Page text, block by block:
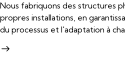
Nous fabriquons des structures
propres installations, en
du processus et l'adaptation à